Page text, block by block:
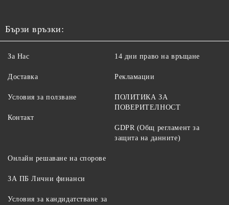
Бързи връзки:
За Нас
Доставка
Условия за ползване
Контакт
14 дни право на връщане
Рекламации
ПОЛИТИКА ЗА
ПОВЕРИТЕЛНОСТ
GDPR (Общ регламент за
защита на данните)
Онлайн решаване на спорове
ЗА ПБ Лични финанси
Условия за кандидатстване за